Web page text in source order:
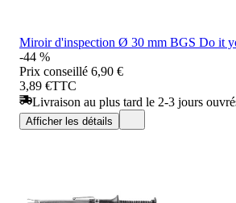
Miroir d'inspection Ø 30 mm BGS Do it
-44 %
Prix conseillé 6,90 €
3,89 €TTC
Livraison au plus tard le 2-3 jours
Afficher les détails